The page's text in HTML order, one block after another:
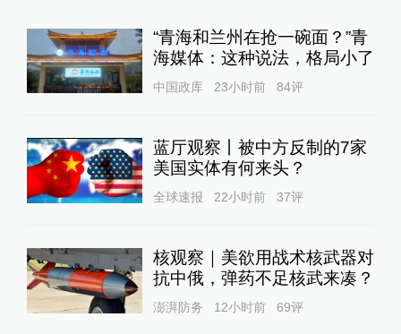
“青海和兰州在抢一碗面？”青
海媒体：这种说法，格局小了
中国政库 23小时前 84评
蓝厅观察丨被中方反制的7家
美国实体有何来头？
全球速报 22小时前 37评
核观察｜美欲用战术核武器对
抗中俄，弹药不足核武来凑？
澎湃防务 12小时前 69评